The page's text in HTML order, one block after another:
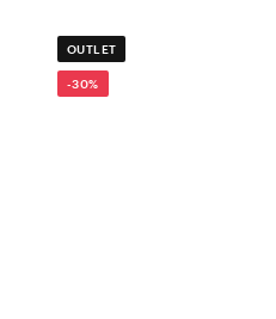
OUTLET
-30%